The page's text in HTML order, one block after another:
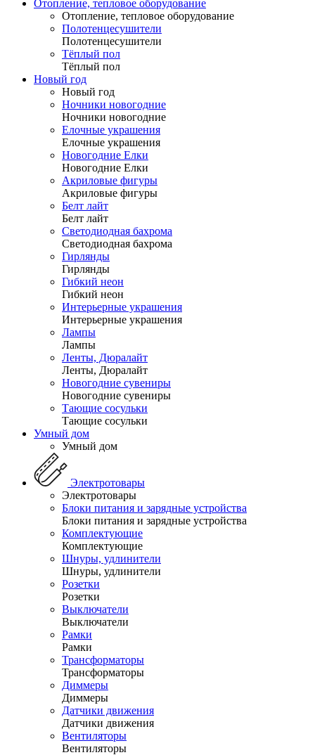
Отопление, тепловое оборудование
Отопление, тепловое оборудование
Полотенцесушители
Полотенцесушители
Тёплый пол
Тёплый пол
Новый год
Новый год
Ночники новогодние
Ночники новогодние
Елочные украшения
Елочные украшения
Новогодние Елки
Новогодние Елки
Акриловые фигуры
Акриловые фигуры
Белт лайт
Белт лайт
Светодиодная бахрома
Светодиодная бахрома
Гирлянды
Гирлянды
Гибкий неон
Гибкий неон
Интерьерные украшения
Интерьерные украшения
Лампы
Лампы
Ленты, Дюралайт
Ленты, Дюралайт
Новогодние сувениры
Новогодние сувениры
Тающие сосульки
Тающие сосульки
Умный дом
Умный дом
Электротовары
Электротовары
Блоки питания и зарядные устройства
Блоки питания и зарядные устройства
Комплектующие
Комплектующие
Шнуры, удлинители
Шнуры, удлинители
Розетки
Розетки
Выключатели
Выключатели
Рамки
Рамки
Трансформаторы
Трансформаторы
Диммеры
Диммеры
Датчики движения
Датчики движения
Вентиляторы
Вентиляторы